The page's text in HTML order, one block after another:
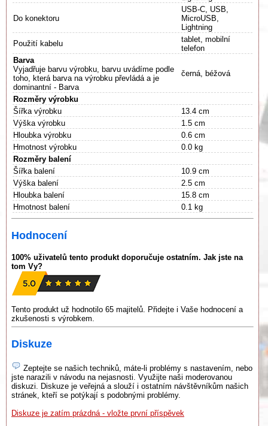
Do konektoru
USB-C, USB,
MicroUSB,
Lightning
Použití kabelu
tablet, mobilní
telefon
Barva
Vyjadřuje barvu výrobku, barvu uvádíme podle
toho, která barva na výrobku převládá a je
dominantní - Barva
černá, béžová
Rozměry výrobku
Šířka výrobku
13.4 cm
Výška výrobku
1.5 cm
Hloubka výrobku
0.6 cm
Hmotnost výrobku
0.0 kg
Rozměry balení
Šířka balení
10.9 cm
Výška balení
2.5 cm
Hloubka balení
15.8 cm
Hmotnost balení
0.1 kg
Hodnocení
100% uživatelů tento produkt doporučuje ostatním. Jak jste na
tom Vy?
Tento produkt už hodnotilo 65 majitelů. Přidejte i Vaše hodnocení a
zkušenosti s výrobkem.
Diskuze
Zeptejte se našich techniků, máte-li problémy s nastavením, nebo
jste narazili v návodu na nejasnosti. Využijte naši moderovanou
diskuzi. Diskuze je veřejná a slouží i ostatním návštěvníkům našich
stránek, kteří se potýkají s podobnými problémy.
Diskuze je zatím prázdná - vložte první příspěvek